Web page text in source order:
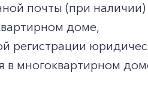
почты (при наличии)
доме,
регистрации
в многоквартирном